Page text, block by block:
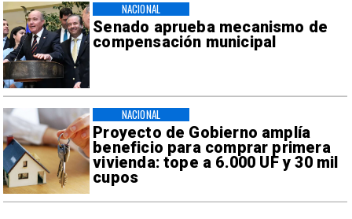
Senado aprueba mecanismo de
compensación municipal
NACIONAL
Proyecto de Gobierno amplía
beneficio para comprar primera
vivienda: tope a 6.000 UF y 30 mil
cupos
NACIONAL